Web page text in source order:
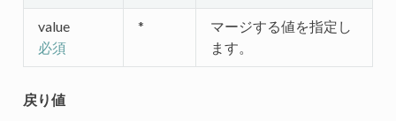
value
必須
*
マージする値を指定し
ます。
戻り値